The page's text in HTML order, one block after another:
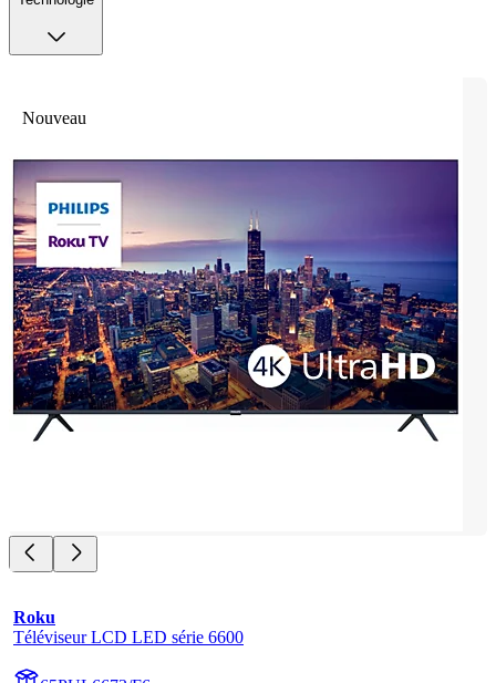
Nouveau
Roku
Téléviseur LCD LED série 6600